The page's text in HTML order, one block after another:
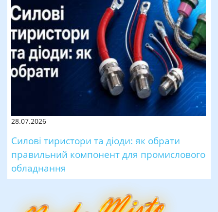
28.07.2026
Силові тиристори та діоди: як обрати
правильний компонент для промислового
обладнання